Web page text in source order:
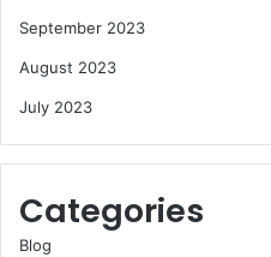
September 2023
August 2023
July 2023
Categories
Blog